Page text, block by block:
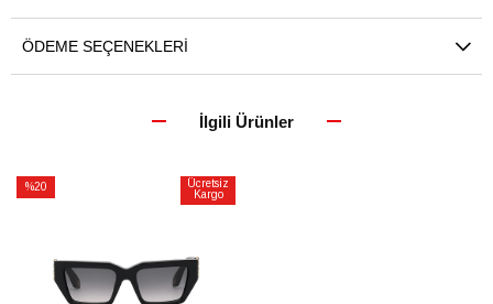
ÖDEME SEÇENEKLERI
İlgili Ürünler
%20
Ücretsiz
Kargo